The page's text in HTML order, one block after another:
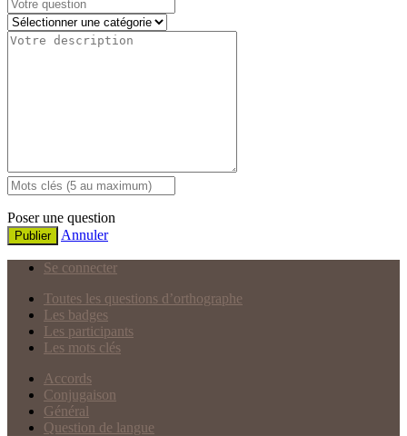
Poser une question
Publier Annuler
Se connecter
Toutes les questions d’orthographe
Les badges
Les participants
Les mots clés
Accords
Conjugaison
Général
Question de langue